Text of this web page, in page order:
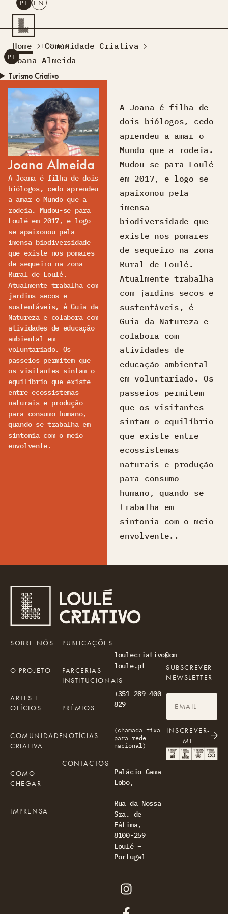
PESQUISAR
PT EN
Turismo Criativo
Rede de Oficinas
Design Lab
Formação
Residências Criativas
ProjetosA AcontecerMontra
Sobre Nós
Contactos
PT EN
FECHAR
Home
Comunidade Criativa
Joana Almeida
Joana Almeida
A Joana é filha de dois
biólogos, cedo aprendeu
a amar o Mundo que a
rodeia. Mudou-se para
Loulé em 2017, e logo
se apaixonou pela
imensa biodiversidade
que existe nos pomares
de sequeiro na zona
Rural de Loulé.
Atualmente trabalha com
jardins secos e
sustentáveis, é Guia da
Natureza e colabora com
atividades de educação
ambiental em
voluntariado. Os
passeios permitem que
os visitantes sintam o
equilíbrio que existe
entre ecossistemas
naturais e produção
para consumo humano,
quando se trabalha em
sintonia com o meio
envolvente.
A Joana é filha de
dois biólogos, cedo
aprendeu a amar o
Mundo que a rodeia.
Mudou-se para Loulé
em 2017, e logo se
apaixonou pela
imensa
biodiversidade que
existe nos pomares
de sequeiro na zona
Rural de Loulé.
Atualmente trabalha
com jardins secos e
sustentáveis, é
Guia da Natureza e
colabora com
atividades de
educação ambiental
em voluntariado. Os
passeios permitem
que os visitantes
sintam o equilíbrio
que existe entre
ecossistemas
naturais e produção
para consumo
humano, quando se
trabalha em
sintonia com o meio
envolvente..
loulecriativo@cm-
loule.pt
+351 289 400
829
(chamada fixa
para rede
nacional)
Palácio Gama
Lobo,
Rua da Nossa
Sra. de
Fátima,
8100-259
Loulé –
Portugal
SOBRE NÓS
O PROJETO
ARTES E
OFÍCIOS
COMUNIDADE
CRIATIVA
COMO
CHEGAR
IMPRENSA
PUBLICAÇÕES
PARCERIAS
INSTITUCIONAIS
PRÉMIOS
NOTÍCIAS
CONTACTOS
SUBSCREVER
NEWSLETTER
INSCREVER-
ME